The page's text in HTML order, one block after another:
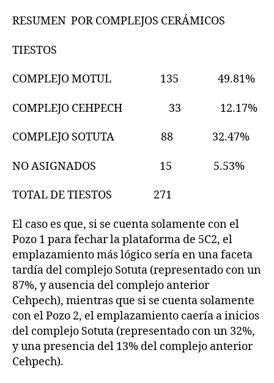
RESUMEN POR COMPLEJOS CERÁMICOS
TIESTOS
COMPLEJO MOTUL 135 49.81%
COMPLEJO CEHPECH 33 12.17%
COMPLEJO SOTUTA 88 32.47%
NO ASIGNADOS 15 5.53%
TOTAL DE TIESTOS 271
El caso es que, si se cuenta solamente con el
Pozo 1 para fechar la plataforma de 5C2, el
emplazamiento más lógico sería en una faceta
tardía del complejo Sotuta (representado con un
87%, y ausencia del complejo anterior
Cehpech), mientras que si se cuenta solamente
con el Pozo 2, el emplazamiento caería a inicios
del complejo Sotuta (representado con un 32%,
y una presencia del 13% del complejo anterior
Cehpech).